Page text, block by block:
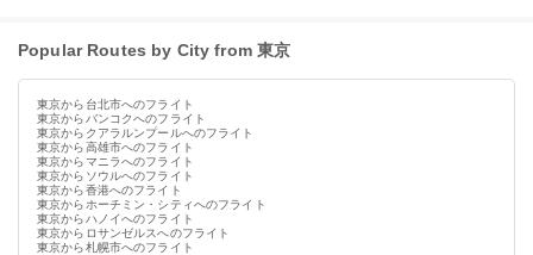
Popular Routes by City from 東京
東京から台北市へのフライト
東京からバンコクへのフライト
東京からクアラルンプールへのフライト
東京から高雄市へのフライト
東京からマニラへのフライト
東京からソウルへのフライト
東京から香港へのフライト
東京からホーチミン・シティへのフライト
東京からハノイへのフライト
東京からロサンゼルスへのフライト
東京から札幌市へのフライト